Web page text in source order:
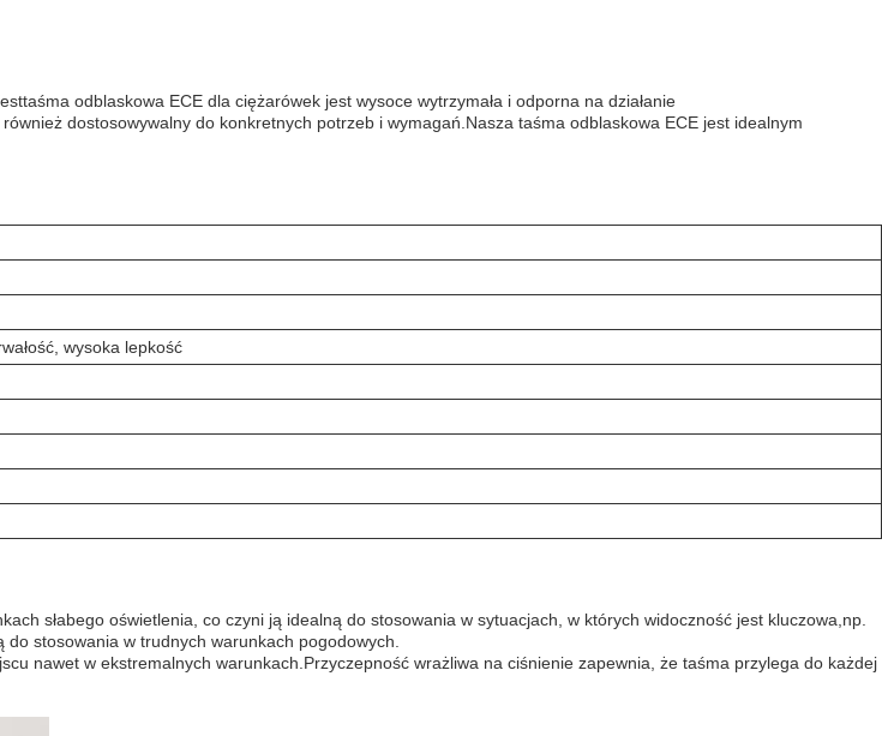
taśma odblaskowa ECE dla ciężarówek jest wysoce wytrzymała i odporna na działanie
dostosowywalny do konkretnych potrzeb i wymagań.Nasza taśma odblaskowa ECE jest idealnym
wysoka lepkość
słabego oświetlenia, co czyni ją idealną do stosowania w sytuacjach, w których widoczność jest kluczowa,np.
stosowania w trudnych warunkach pogodowych.
nawet w ekstremalnych warunkach.Przyczepność wrażliwa na ciśnienie zapewnia, że taśma przylega do każdej